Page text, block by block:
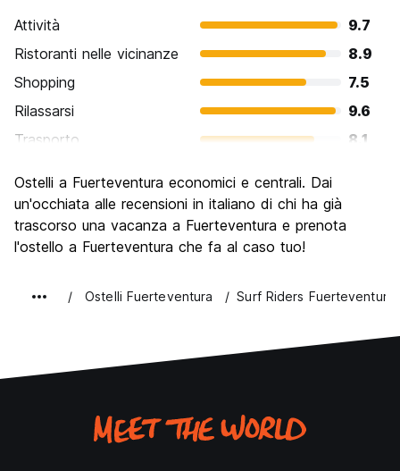
Attività
9.7
Ristoranti nelle vicinanze
8.9
Shopping
7.5
Rilassarsi
9.6
Trasporto
8.1
Luoghi di interesse culturale
Festa / Vita notturna
Qualita' Prezzo
Ostelli a Fuerteventura economici e centrali. Dai
un'occhiata alle recensioni in italiano di chi ha già
trascorso una vacanza a Fuerteventura e prenota
l'ostello a Fuerteventura che fa al caso tuo!
Ostelli Fuerteventura Surf Riders Fuerteventura